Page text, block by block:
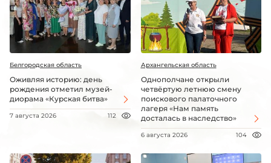
Белгородская область
Оживляя историю: день
рождения отметил музей-
диорама «Курская битва»
7 августа 2026 112
Архангельская область
Однополчане открыли
четвёртую летнюю смену
поискового палаточного
лагеря «Нам память
досталась в наследство»
6 августа 2026 104